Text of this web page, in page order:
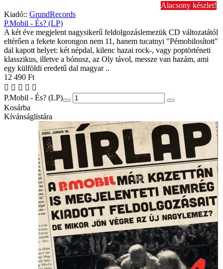
Alacsony készlet!
Kiadó:: GrundRecords
P.Mobil - És? (LP)
A két éve megjelent nagysikerű feldolgozáslemezük CD változatától
eltérően a fekete korongon nem 11, hanem tucatnyi "Pémobilosított"
dal kapott helyet: két népdal, kilenc hazai rock-, vagy poptörténeti
klasszikus, illetve a bónusz, az Oly távol, messze van hazám, ami
egy külföldi eredetű dal magyar ..
12 490 Ft
P.Mobil - És? (LP)
Kosárba
Kívánságlistára